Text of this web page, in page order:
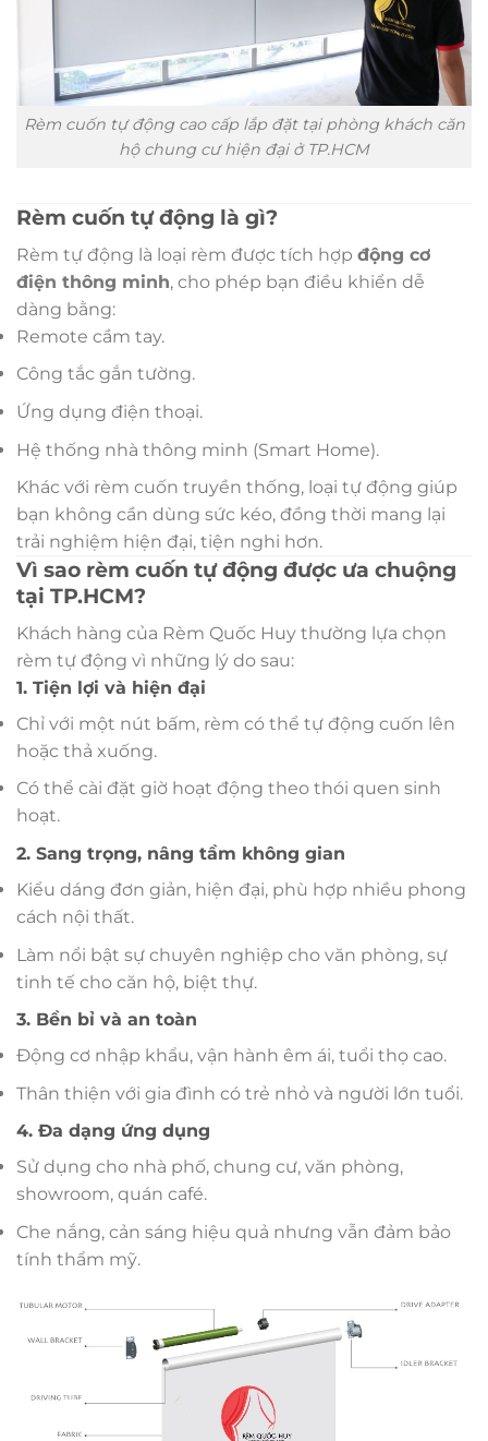
Rèm cuốn tự động cao cấp lắp đặt tại phòng khách căn
hộ chung cư hiện đại ở TP.HCM
Rèm cuốn tự động là gì?
Rèm tự động là loại rèm được tích hợp động cơ
điện thông minh, cho phép bạn điều khiển dễ
dàng bằng:
Remote cầm tay.
Công tắc gắn tường.
Ứng dụng điện thoại.
Hệ thống nhà thông minh (Smart Home).
Khác với rèm cuốn truyền thống, loại tự động giúp
bạn không cần dùng sức kéo, đồng thời mang lại
trải nghiệm hiện đại, tiện nghi hơn.
Vì sao rèm cuốn tự động được ưa chuộng
tại TP.HCM?
Khách hàng của Rèm Quốc Huy thường lựa chọn
rèm tự động vì những lý do sau:
1. Tiện lợi và hiện đại
Chỉ với một nút bấm, rèm có thể tự động cuốn lên
hoặc thả xuống.
Có thể cài đặt giờ hoạt động theo thói quen sinh
hoạt.
2. Sang trọng, nâng tầm không gian
Kiểu dáng đơn giản, hiện đại, phù hợp nhiều phong
cách nội thất.
Làm nổi bật sự chuyên nghiệp cho văn phòng, sự
tinh tế cho căn hộ, biệt thự.
3. Bền bỉ và an toàn
Động cơ nhập khẩu, vận hành êm ái, tuổi thọ cao.
Thân thiện với gia đình có trẻ nhỏ và người lớn tuổi.
4. Đa dạng ứng dụng
Sử dụng cho nhà phố, chung cư, văn phòng,
showroom, quán café.
Che nắng, cản sáng hiệu quả nhưng vẫn đảm bảo
tính thẩm mỹ.